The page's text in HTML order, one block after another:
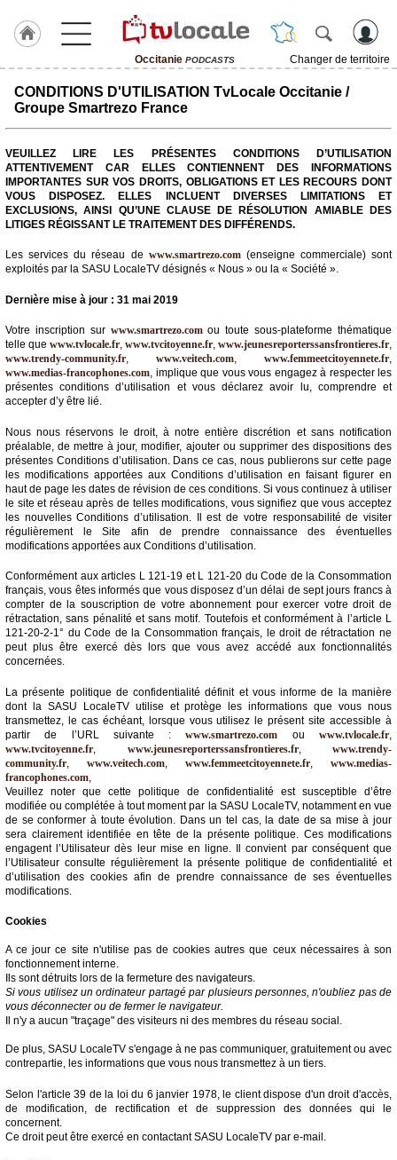
Occitanie PODCASTS
Changer de territoire
J'adhère
Hulcoq
Occitanie
TvLocale
France
Accueil
Agenda
Gazette
Vidéos
Médias
du
groupe
Blogs
Prémium
Inscription
annuaire
Accès
éditeur
CONDITIONS D'UTILISATION TvLocale Occitanie /
Groupe Smartrezo France
VEUILLEZ LIRE LES PRÉSENTES CONDITIONS D’UTILISATION
ATTENTIVEMENT CAR ELLES CONTIENNENT DES INFORMATIONS
IMPORTANTES SUR VOS DROITS, OBLIGATIONS ET LES RECOURS DONT
VOUS DISPOSEZ. ELLES INCLUENT DIVERSES LIMITATIONS ET
EXCLUSIONS, AINSI QU’UNE CLAUSE DE RÉSOLUTION AMIABLE DES
LITIGES RÉGISSANT LE TRAITEMENT DES DIFFÉRENDS.
Les services du réseau de www.smartrezo.com(enseigne commerciale) sont
exploités par la SASU LocaleTV désignés « Nous » ou la « Société ».
Dernière mise à jour : 31 mai 2019
Votre inscription sur www.smartrezo.comou toute sous-plateforme thématique
telle que www.tvlocale.fr, www.tvcitoyenne.fr, www.jeunesreporterssansfrontieres.fr,
www.trendy-community.fr, www.veitech.com, www.femmeetcitoyennete.fr,
www.medias-francophones.com, implique que vous vous engagez à respecter les
présentes conditions d’utilisation et vous déclarez avoir lu, comprendre et
accepter d’y être lié.
Nous nous réservons le droit, à notre entière discrétion et sans notification
préalable, de mettre à jour, modifier, ajouter ou supprimer des dispositions des
présentes Conditions d’utilisation. Dans ce cas, nous publierons sur cette page
les modifications apportées aux Conditions d’utilisation en faisant figurer en
haut de page les dates de révision de ces conditions. Si vous continuez à utiliser
le site et réseau après de telles modifications, vous signifiez que vous acceptez
les nouvelles Conditions d’utilisation. Il est de votre responsabilité de visiter
régulièrement le Site afin de prendre connaissance des éventuelles
modifications apportées aux Conditions d’utilisation.
Conformément aux articles L 121-19 et L 121-20 du Code de la Consommation
français, vous êtes informés que vous disposez d’un délai de sept jours francs à
compter de la souscription de votre abonnement pour exercer votre droit de
rétractation, sans pénalité et sans motif. Toutefois et conformément à l’article L
121-20-2-1° du Code de la Consommation français, le droit de rétractation ne
peut plus être exercé dès lors que vous avez accédé aux fonctionnalités
concernées.
La présente politique de confidentialité définit et vous informe de la manière
dont la SASU LocaleTV utilise et protège les informations que vous nous
transmettez, le cas échéant, lorsque vous utilisez le présent site accessible à
partir de l’URL suivante :www.smartrezo.com ouwww.tvlocale.fr,
www.tvcitoyenne.fr, www.jeunesreporterssansfrontieres.fr, www.trendy-
community.fr, www.veitech.com, www.femmeetcitoyennete.fr, www.medias-
francophones.com,
Veuillez noter que cette politique de confidentialité est susceptible d’être
modifiée ou complétée à tout moment par la SASU LocaleTV, notamment en vue
de se conformer à toute évolution. Dans un tel cas, la date de sa mise à jour
sera clairement identifiée en tête de la présente politique. Ces modifications
engagent l’Utilisateur dès leur mise en ligne. Il convient par conséquent que
l’Utilisateur consulte régulièrement la présente politique de confidentialité et
d’utilisation des cookies afin de prendre connaissance de ses éventuelles
modifications.
Cookies
A ce jour ce site n'utilise pas de cookies autres que ceux nécessaires à son
fonctionnement interne.
Ils sont détruits lors de la fermeture des navigateurs.
Si vous utilisez un ordinateur partagé par plusieurs personnes, n'oubliez pas de
vous déconnecter ou de fermer le navigateur.
Il n'y a aucun "traçage" des visiteurs ni des membres du réseau social.
De plus, SASU LocaleTV s'engage à ne pas communiquer, gratuitement ou avec
contrepartie, les informations que vous nous transmettez à un tiers.
Selon l'article 39 de la loi du 6 janvier 1978, le client dispose d'un droit d'accès,
de modification, de rectification et de suppression des données qui le
concernent.
Ce droit peut être exercé en contactant SASU LocaleTV par e-mail.